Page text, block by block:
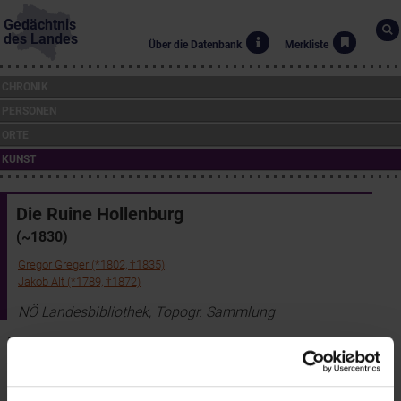
Gedächtnis
des Landes
Über die Datenbank Merkliste
KUNST
Die Ruine Hollenburg
(~1830)
Gregor Greger (*1802, †1835)
Jakob Alt (*1789, †1872)
NÖ Landesbibliothek, Topogr. Sammlung
Der böhmische Landschaftsmaler Gregor Greger fertigte
zahlreiche Vorlagen für die von Adolf Friedrich Kunike
herausgegebene Folge "Mahlerische Darstellungen der